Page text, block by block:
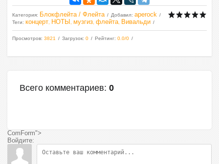
Категория: Блокфлейта / Флейта Добавил: aperock
Теги: концерт НОТЫ музгиз флейта Вивальди
Просмотров: 3821 Загрузок: 0 Рейтинг: 0.0/0
Всего комментариев: 0
ComForm">
Войдите: